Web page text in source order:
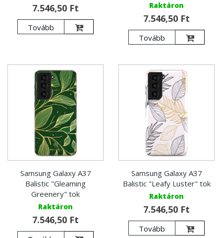
7.546,50 Ft
Tovább
Raktáron
7.546,50 Ft
Tovább
Samsung Galaxy A37
Balistic "Gleaming
Greenery" tok
Raktáron
7.546,50 Ft
Samsung Galaxy A37
Balistic "Leafy Luster" tok
Raktáron
7.546,50 Ft
Tovább